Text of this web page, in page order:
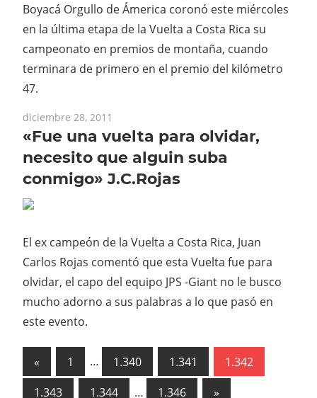
Boyacá Orgullo de Ámerica coronó este miércoles
en la última etapa de la Vuelta a Costa Rica su
campeonato en premios de montaña, cuando
terminara de primero en el premio del kilómetro
47.
diciembre 28, 2011
«Fue una vuelta para olvidar,
necesito que alguin suba
conmigo» J.C.Rojas
El ex campeón de la Vuelta a Costa Rica, Juan
Carlos Rojas comentó que esta Vuelta fue para
olvidar, el capo del equipo JPS -Giant no le busco
mucho adorno a sus palabras a lo que pasó en
este evento.
Paginación
de
« Previous
Posts
1 … 1.340 1.341
1.342
1.343
1.344 … 1.346
Next
»